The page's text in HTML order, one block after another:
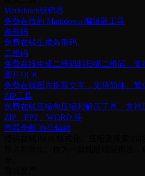
Markdown编辑器
免费在线的 Markdown 编辑器工具
条形码
免费在线生成条形码
二维码
免费在线生成二维码和扫描二维码，支
图片OCR
免费在线图片提取文字，支持简体、繁
ZIP工具
免费在线压缩包压缩和解压工具，支持
ZIP、PPT、WORD 等
查看全部 办公辅助